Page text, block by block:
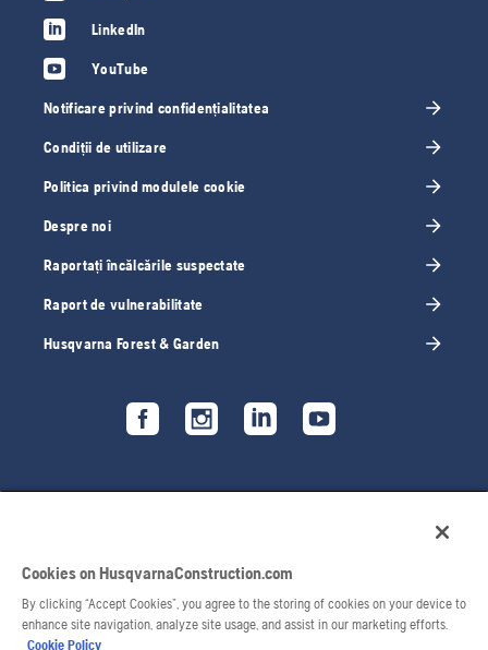
LinkedIn
YouTube
Notificare privind confidențialitatea
Condiții de utilizare
Politica privind modulele cookie
Despre noi
Raportați încălcările suspectate
Raport de vulnerabilitate
Husqvarna Forest & Garden
Cookies on HusqvarnaConstruction.com
By clicking “Accept Cookies”, you agree to the storing of cookies on your device to
enhance site navigation, analyze site usage, and assist in our marketing efforts.
Cookie Policy